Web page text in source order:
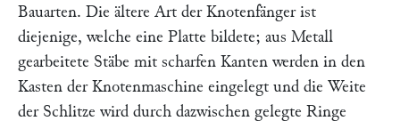
Bauarten. Die ältere Art der Knotenfänger ist
diejenige, welche eine Platte bildete; aus Metall
gearbeitete Stäbe mit scharfen Kanten werden in den
Kasten der Knotenmaschine eingelegt und die Weite
der Schlitze wird durch dazwischen gelegte Ringe